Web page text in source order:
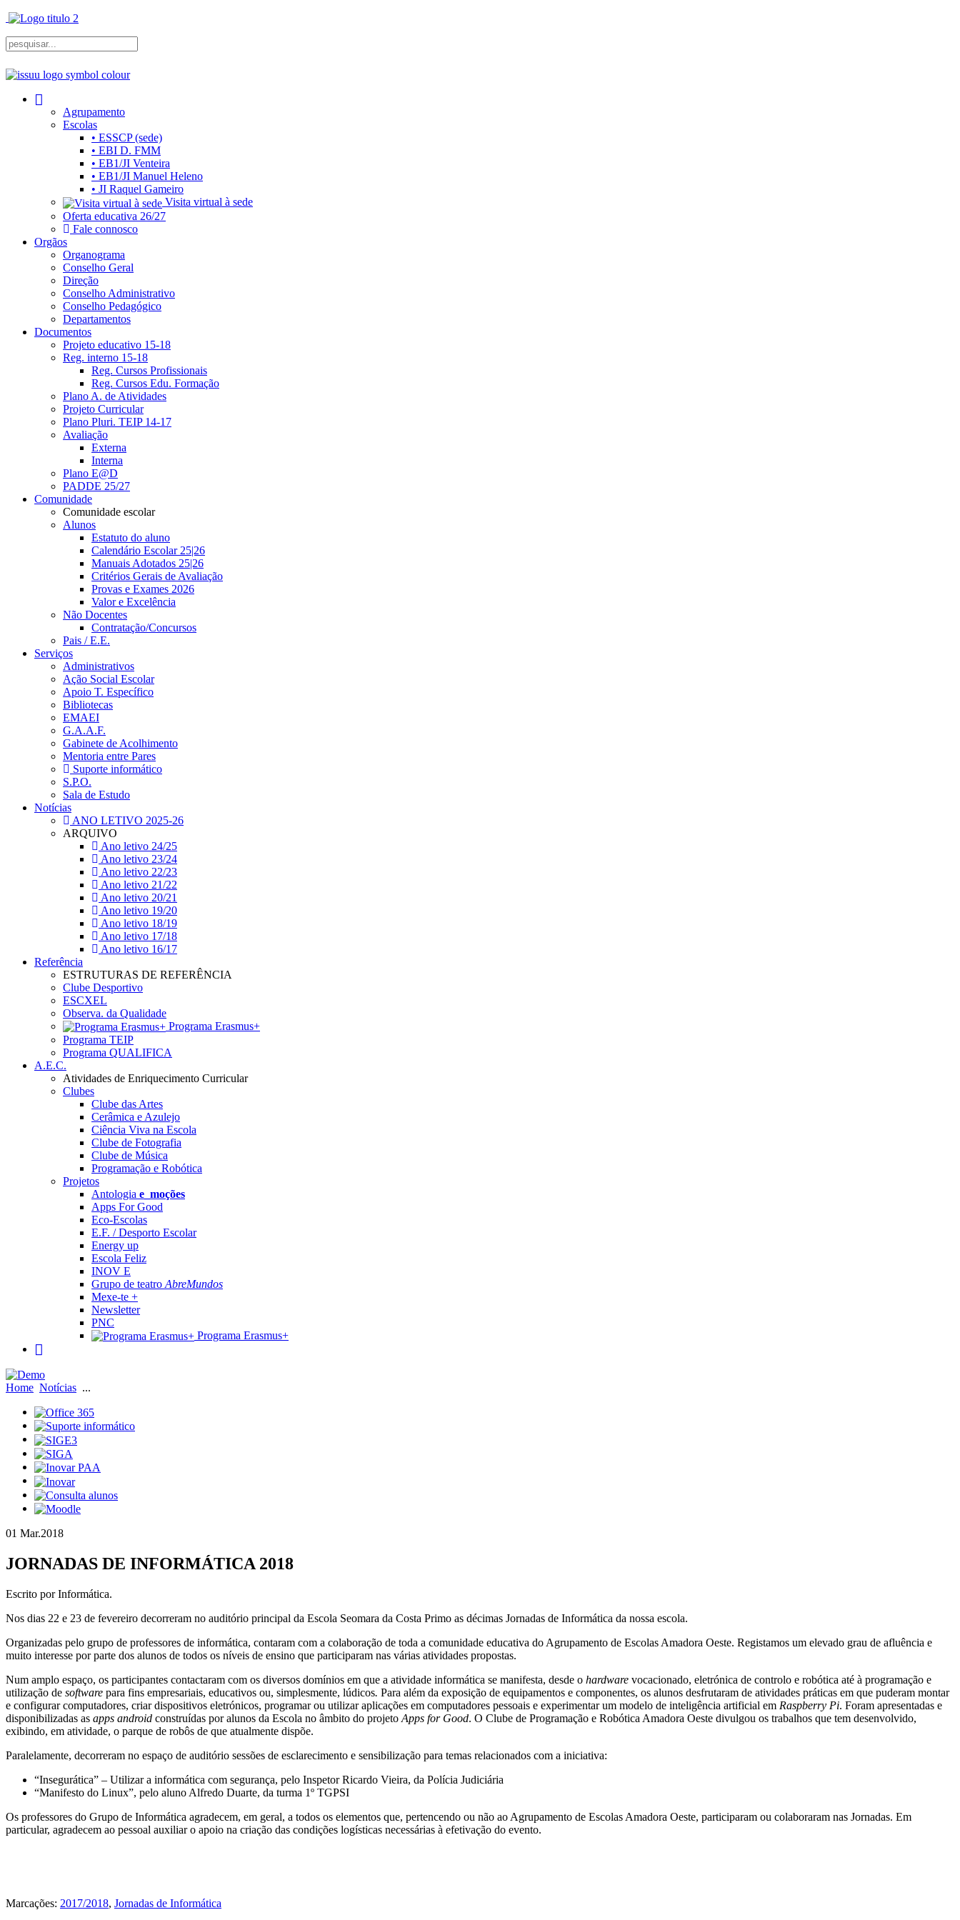
Agrupamento
Escolas
• ESSCP (sede)
• EBI D. FMM
• EB1/JI Venteira
• EB1/JI Manuel Heleno
• JI Raquel Gameiro
Visita virtual à sede
Oferta educativa 26/27
Fale connosco
Orgãos
Organograma
Conselho Geral
Direção
Conselho Administrativo
Conselho Pedagógico
Departamentos
Documentos
Projeto educativo 15-18
Reg. interno 15-18
Reg. Cursos Profissionais
Reg. Cursos Edu. Formação
Plano A. de Atividades
Projeto Curricular
Plano Pluri. TEIP 14-17
Avaliação
Externa
Interna
Plano E@D
PADDE 25/27
Comunidade
Comunidade escolar
Alunos
Estatuto do aluno
Calendário Escolar 25|26
Manuais Adotados 25|26
Critérios Gerais de Avaliação
Provas e Exames 2026
Valor e Excelência
Não Docentes
Contratação/Concursos
Pais / E.E.
Serviços
Administrativos
Ação Social Escolar
Apoio T. Específico
Bibliotecas
EMAEI
G.A.A.F.
Gabinete de Acolhimento
Mentoria entre Pares
Suporte informático
S.P.O.
Sala de Estudo
Notícias
ANO LETIVO 2025-26
ARQUIVO
Ano letivo 24/25
Ano letivo 23/24
Ano letivo 22/23
Ano letivo 21/22
Ano letivo 20/21
Ano letivo 19/20
Ano letivo 18/19
Ano letivo 17/18
Ano letivo 16/17
Referência
ESTRUTURAS DE REFERÊNCIA
Clube Desportivo
ESCXEL
Observa. da Qualidade
Programa Erasmus+
Programa TEIP
Programa QUALIFICA
A.E.C.
Atividades de Enriquecimento Curricular
Clubes
Clube das Artes
Cerâmica e Azulejo
Ciência Viva na Escola
Clube de Fotografia
Clube de Música
Programação e Robótica
Projetos
Antologia e_moções
Apps For Good
Eco-Escolas
E.F. / Desporto Escolar
Energy up
Escola Feliz
INOV E
Grupo de teatro AbreMundos
Mexe-te +
Newsletter
PNC
Programa Erasmus+
Home Notícias ...
01 Mar.2018
JORNADAS DE INFORMÁTICA 2018
Escrito por Informática.
Nos dias 22 e 23 de fevereiro decorreram no auditório principal da Escola Seomara da Costa Primo as décimas Jornadas de Informática da nossa escola.
Organizadas pelo grupo de professores de informática, contaram com a colaboração de toda a comunidade educativa do Agrupamento de Escolas Amadora Oeste. Registamos um elevado grau de afluência e
muito interesse por parte dos alunos de todos os níveis de ensino que participaram nas várias atividades propostas.
Num amplo espaço, os participantes contactaram com os diversos domínios em que a atividade informática se manifesta, desde o hardware vocacionado, eletrónica de controlo e robótica até à programação e
utilização de software para fins empresariais, educativos ou, simplesmente, lúdicos. Para além da exposição de equipamentos e componentes, os alunos desfrutaram de atividades práticas em que puderam montar
e configurar computadores, criar dispositivos eletrónicos, programar ou utilizar aplicações em computadores pessoais e experimentar um modelo de inteligência artificial em Raspberry Pi. Foram apresentadas e
disponibilizadas as apps android construídas por alunos da Escola no âmbito do projeto Apps for Good. O Clube de Programação e Robótica Amadora Oeste divulgou os trabalhos que tem desenvolvido,
exibindo, em atividade, o parque de robôs de que atualmente dispõe.
Paralelamente, decorreram no espaço de auditório sessões de esclarecimento e sensibilização para temas relacionados com a iniciativa:
“Insegurática” – Utilizar a informática com segurança, pelo Inspetor Ricardo Vieira, da Polícia Judiciária
“Manifesto do Linux”, pelo aluno Alfredo Duarte, da turma 1º TGPSI
Os professores do Grupo de Informática agradecem, em geral, a todos os elementos que, pertencendo ou não ao Agrupamento de Escolas Amadora Oeste, participaram ou colaboraram nas Jornadas. Em
particular, agradecem ao pessoal auxiliar o apoio na criação das condições logísticas necessárias à efetivação do evento.
Marcações: 2017/2018, Jornadas de Informática